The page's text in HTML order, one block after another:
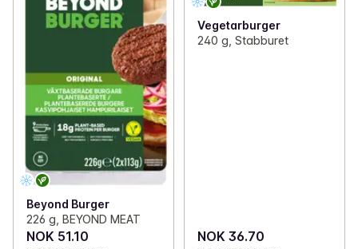
Beyond Burger
226 g, BEYOND MEAT
NOK 51.10
Vegetarburger
240 g, Stabburet
NOK 36.70